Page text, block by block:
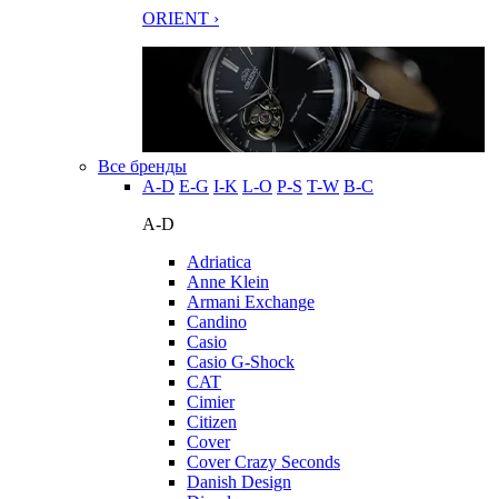
ORIENT ›
Все бренды
A-D E-G I-K L-O P-S T-W В-С
A-D
Adriatica
Anne Klein
Armani Exchange
Candino
Casio
Casio G-Shock
CAT
Cimier
Citizen
Cover
Cover Crazy Seconds
Danish Design